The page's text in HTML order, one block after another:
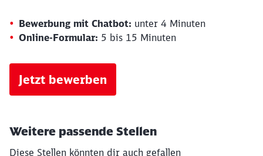
Bewerbung mit Chatbot: unter 4 Minuten
Online-Formular: 5 bis 15 Minuten
Jetzt bewerben
Weitere passende Stellen
Diese Stellen könnten dir auch gefallen